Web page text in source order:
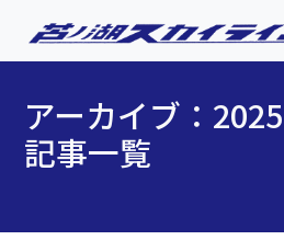
アーカイブ：
記事一覧